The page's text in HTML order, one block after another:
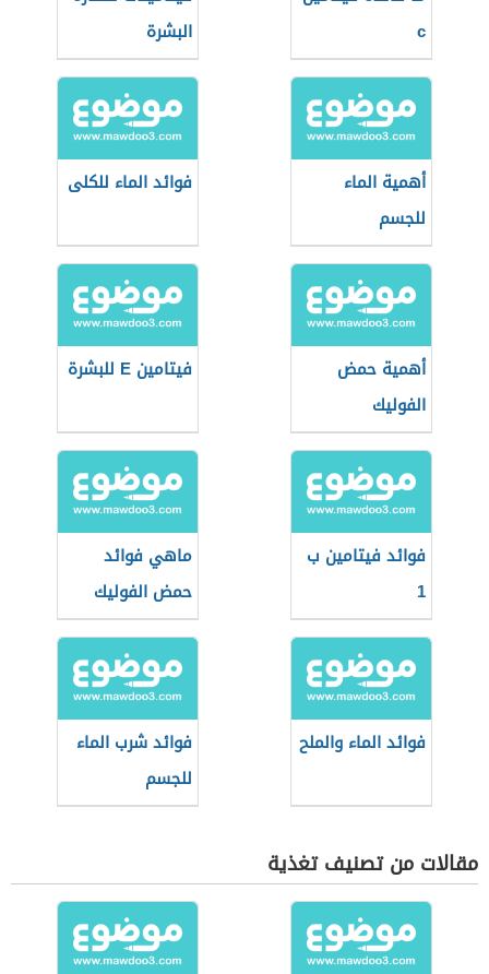
c
البشرة
أهمية الماء
للجسم
فوائد الماء للكلى
أهمية حمض
الفوليك
فيتامين E للبشرة
فوائد فيتامين ب
1
ماهي فوائد
حمض الفوليك
فوائد الماء والملح
فوائد شرب الماء
للجسم
مقالات من تصنيف تغذية